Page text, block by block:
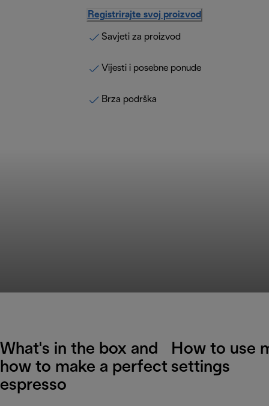
Registrirajte svoj proizvod
Savjeti za proizvod
Vijesti i posebne ponude
Brza podrška
What's in the box and
how to make a perfect
espresso
How to use
settings